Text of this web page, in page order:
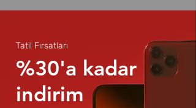
Tatil Fırsatları
%30'a kadar
indirim